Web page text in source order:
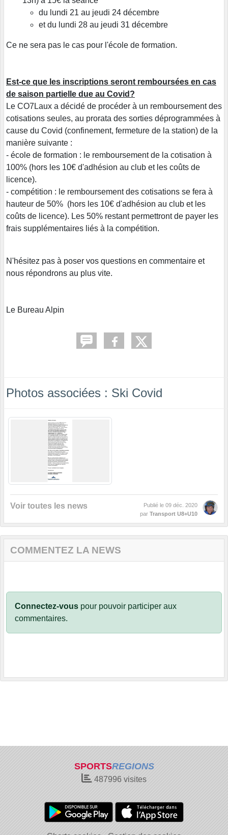
du lundi 21 au jeudi 24 décembre
et du lundi 28 au jeudi 31 décembre
Ce ne sera pas le cas pour l'école de formation.
Est-ce que les inscriptions seront remboursées en cas
de saison partielle due au Covid?
Le CO7Laux a décidé de procéder à un remboursement des
cotisations seules, au prorata des sorties déprogrammées à
cause du Covid (confinement, fermeture de la station) de la
manière suivante :
- école de formation : le remboursement de la cotisation à
100% (hors les 10€ d'adhésion au club et les coûts de
licence).
- compétition : le remboursement des cotisations se fera à
hauteur de 50% (hors les 10€ d'adhésion au club et les
coûts de licence). Les 50% restant permettront de payer les
frais supplémentaires liés à la compétition.
N'hésitez pas à poser vos questions en commentaire et
nous répondrons au plus vite.
Le Bureau Alpin
Photos associées : Ski Covid
Voir toutes les news Publié le 09 déc. 2020
par Transport U8+U10
COMMENTEZ LA NEWS
Connectez-vous pour pouvoir participer aux
commentaires.
SPORTSREGIONS
487996 visites